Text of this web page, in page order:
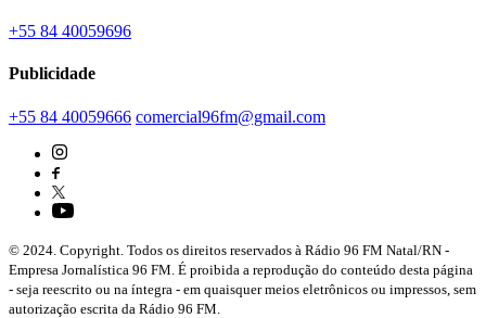
+55 84 40059696
Publicidade
+55 84 40059666 comercial96fm@gmail.com
© 2024. Copyright. Todos os direitos reservados à Rádio 96 FM Natal/RN -
Empresa Jornalística 96 FM. É proibida a reprodução do conteúdo desta página
- seja reescrito ou na íntegra - em quaisquer meios eletrônicos ou impressos, sem
autorização escrita da Rádio 96 FM.